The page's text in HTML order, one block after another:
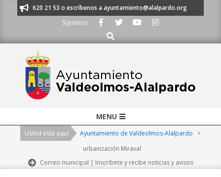
al 91 620 21 53 o escríbenos a ayuntamiento@alalpardo.org
Síguenos
Buscar
Navigation
MENU
Usted está aquí Ayuntamiento de Valdeolmos-Alalpardo
>
urbanización Miraval
Correo municipal | Inscríbete y recibe noticias y avisos